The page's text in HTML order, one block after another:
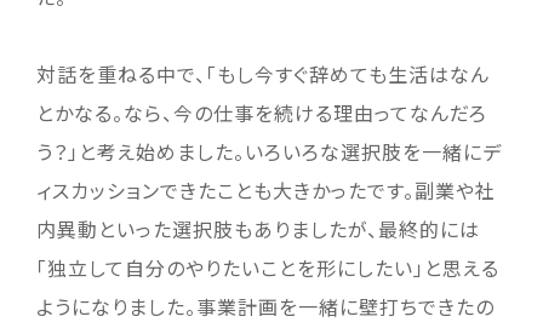
対話を重ねる中で、「もし今すぐ辞めても生活はなん
とかなる。なら、今の仕事を続ける理由ってなんだろ
う？」と考え始めました。いろいろな選択肢を一緒にデ
ィスカッションできたことも大きかったです。副業や社
内異動といった選択肢もありましたが、最終的には
「独立して自分のやりたいことを形にしたい」と思える
ようになりました。事業計画を一緒に壁打ちできたの